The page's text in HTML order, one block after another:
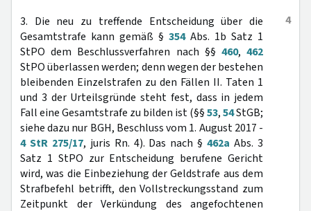
4
3. Die neu zu treffende Entscheidung über die
Gesamtstrafe kann gemäß § 354Abs. 1b Satz 1
StPO dem Beschlussverfahren nach §§ 460,462
StPO überlassen werden; denn wegen der bestehen
bleibenden Einzelstrafen zu den Fällen II. Taten 1
und 3 der Urteilsgründe steht fest, dass in jedem
Fall eine Gesamtstrafe zu bilden ist (§§53,54StGB;
siehe dazu nur BGH, Beschluss vom 1. August 2017 -
4 StR 275/17, juris Rn. 4). Das nach §462a Abs. 3
Satz 1 StPO zur Entscheidung berufene Gericht
wird, was die Einbeziehung der Geldstrafe aus dem
Strafbefehl betrifft, den Vollstreckungsstand zum
Zeitpunkt der Verkündung des angefochtenen